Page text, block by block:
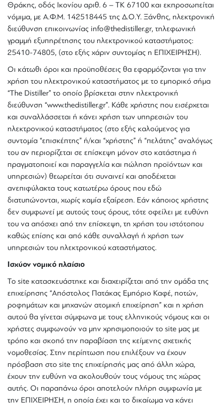
Θράκης, οδός Ικονίου αριθ. 6 – TK 67100 και εκπροσωπείται
νόμιμα, με Α.Φ.Μ. 142518445 της Δ.Ο.Υ. Ξάνθης, ηλεκτρονική
διεύθυνση επικοινωνίας info@thedistiller.gr, τηλεφωνική
γραμμή εξυπηρέτησης του ηλεκτρονικού καταστήματος:
25410-74805, (στο εξής χάριν συντομίας η ΕΠΙΧΕΙΡΗΣΗ).
Οι κάτωθι όροι και προϋποθέσεις θα εφαρμόζονται για την
χρήση του ηλεκτρονικού καταστήματος με το εμπορικό σήμα
“The Distiller” το οποίο βρίσκεται στην ηλεκτρονική
διεύθυνση “www.thedistiller.gr”. Κάθε χρήστης που εισέρχεται
και συναλλάσσεται ή κάνει χρήση των υπηρεσιών του
ηλεκτρονικού καταστήματος (στο εξής καλούμενος για
συντομία “επισκέπτης” ή/και “χρήστης” ή “πελάτης” αναλόγως
του αν περιορίζεται σε επίσκεψη μόνον στο κατάστημα ή
πραγματοποιεί και παραγγελία και πώληση προϊόντων και
υπηρεσιών) θεωρείται ότι συναινεί και αποδέχεται
ανεπιφύλακτα τους κατωτέρω όρους που εδώ
διατυπώνονται, χωρίς καμία εξαίρεση. Εάν κάποιος χρήστης
δεν συμφωνεί με αυτούς τους όρους, τότε οφείλει με ευθύνη
του να απόσχει από την επίσκεψη, τη χρήση του ιστότοπου
καθώς επίσης και από κάθε συναλλαγή ή χρήση των
υπηρεσιών του ηλεκτρονικού καταστήματος.
Ισχύον νομικό πλαίσιο
Το site κατασκευάστηκε και διαχειρίζεται από την ομάδα της
επιχείρησης “Απόστολος Πατάκας Εμπόριο Καφέ, ποτών,
ροφημάτων και μηχανών ατομική επιχείρηση” και η χρήση
αυτού θα γίνεται σύμφωνα με τους ελληνικούς νόμους και οι
χρήστες συμφωνούν να μην χρησιμοποιούν το site μας με
τρόπο και σκοπό την παραβίαση της κείμενης σχετικής
νομοθεσίας. Στην περίπτωση που επιλέξουν να έχουν
πρόσβαση στο site της επιχείρησής μας από άλλη χώρα,
έχουν την ευθύνη να ακολουθούν τους νόμους της χώρας
αυτής. Οι παραπάνω όροι αποτελούν πλήρη συμφωνία με
την ΕΠΙΧΕΙΡΗΣΗ, η οποία έχει και το δικαίωμα να κάνει